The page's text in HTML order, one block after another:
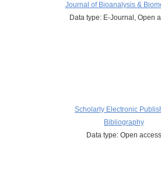
Journal of Bioanalysis &
Data type: E-Journal, Open
Scholarly Electronic
Bibliography
Data type: Open access